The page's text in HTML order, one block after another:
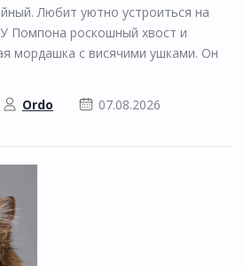
Любит уютно устроиться на
Помпона роскошный хвост и
мордашка с висячими ушками. Он
Ordo 07.08.2026